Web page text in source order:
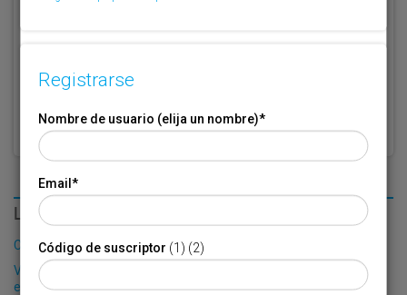
LO MÁS LEÍDO
Cefsa refuerza su oferta de tracción
Valenciaport implantará en septiembre el levante sin papel en
exportación
Registrarse
Nombre de usuario (elija un nombre)*
Email*
Código de suscriptor (1) (2)